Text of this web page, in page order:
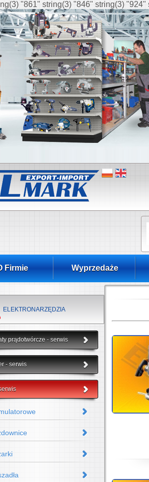
"861" string(3) "846" string(3) "924"
Firmie Wyprzedaże
ELEKTRONARZĘDZIA
prądotwórcze - serwis
- serwis